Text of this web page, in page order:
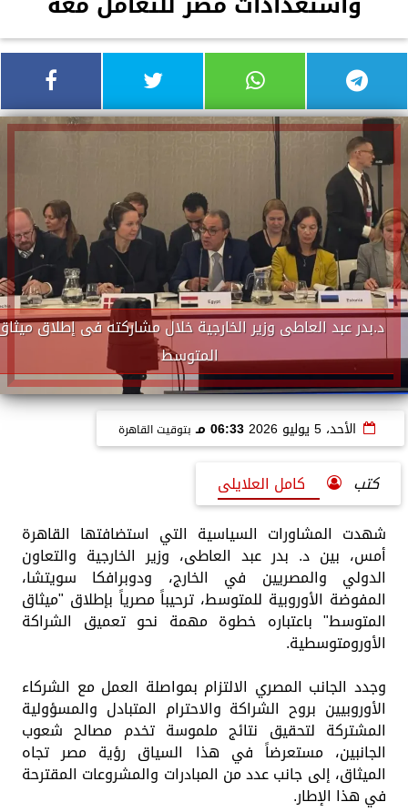
د.بدر عبد العاطى وزير الخارجية خلال مشاركته فى إطلاق
المتوسط
الأحد، 5 يوليو 2026 06:33 مـ بتوقيت القاهرة
كتب
كامل العلايلى
شهدت المشاورات السياسية التي استضافتها القاهرة
أمس، بين د. بدر عبد العاطى، وزير الخارجية والتعاون
الدولي والمصريين في الخارج، ودوبرافكا سويتشا،
المفوضة الأوروبية للمتوسط، ترحيباً مصرياً بإطلاق "ميثاق
المتوسط" باعتباره خطوة مهمة نحو تعميق الشراكة
الأورومتوسطية.
وجدد الجانب المصري الالتزام بمواصلة العمل مع الشركاء
الأوروبيين بروح الشراكة والاحترام المتبادل والمسؤولية
المشتركة لتحقيق نتائج ملموسة تخدم مصالح شعوب
الجانبين، مستعرضاً في هذا السياق رؤية مصر تجاه
الميثاق، إلى جانب عدد من المبادرات والمشروعات المقترحة
في هذا الإطار.